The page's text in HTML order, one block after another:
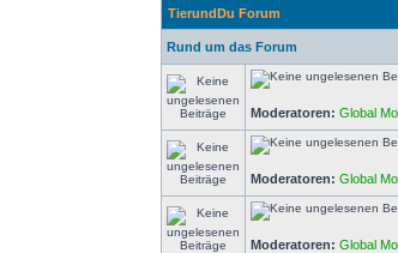
TierundDu Forum
Rund um das Forum
Moderatoren: Global
Moderatoren: Global
Moderatoren: Global